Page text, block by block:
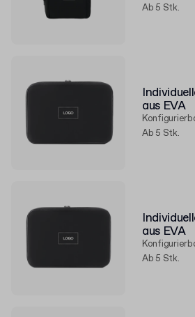
Ab 5 Stk.
aus EVA
Ab 5 Stk.
aus EVA
Ab 5 Stk.